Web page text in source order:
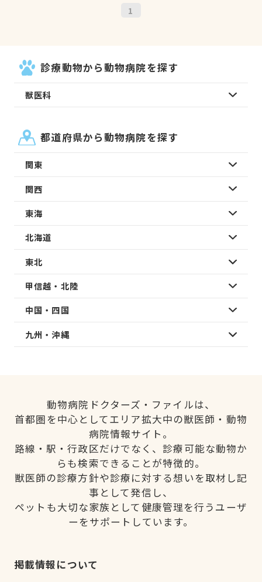
1
診療動物から動物病院を探す
獣医科
都道府県から動物病院を探す
関東
関西
東海
北海道
東北
甲信越・北陸
中国・四国
九州・沖縄
動物病院ドクターズ・ファイルは、
首都圏を中心としてエリア拡大中の獣医師・動物
病院情報サイト。
路線・駅・行政区だけでなく、診療可能な動物か
らも検索できることが特徴的。
獣医師の診療方針や診療に対する想いを取材し記
事として発信し、
ペットも大切な家族として健康管理を行うユーザ
ーをサポートしています。
掲載情報について